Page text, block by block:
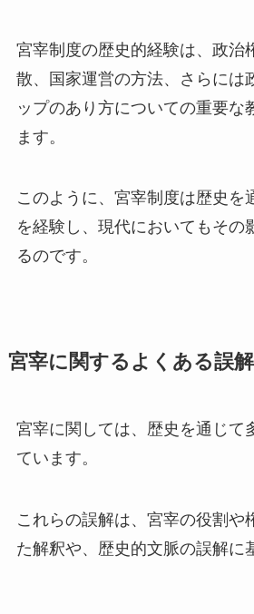
宮宰制度の歴史的経験は、政治
散、国家運営の方法、さらには
ップのあり方についての重要な
ます。
このように、宮宰制度は歴史を
を経験し、現代においてもその
るのです。
宮宰に関するよくある誤
宮宰に関しては、歴史を通じて
ています。
これらの誤解は、宮宰の役割や
た解釈や、歴史的文脈の誤解に